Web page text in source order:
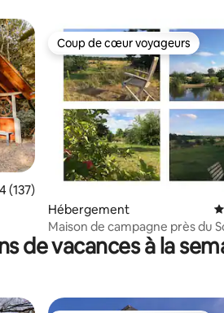
: 4,99 sur 5
moyenne sur la base de 137
(137)
Coup de cœur voyageurs
Coup de cœur voyageurs
Hébergement
Maison de campagne près du
de vacances à la